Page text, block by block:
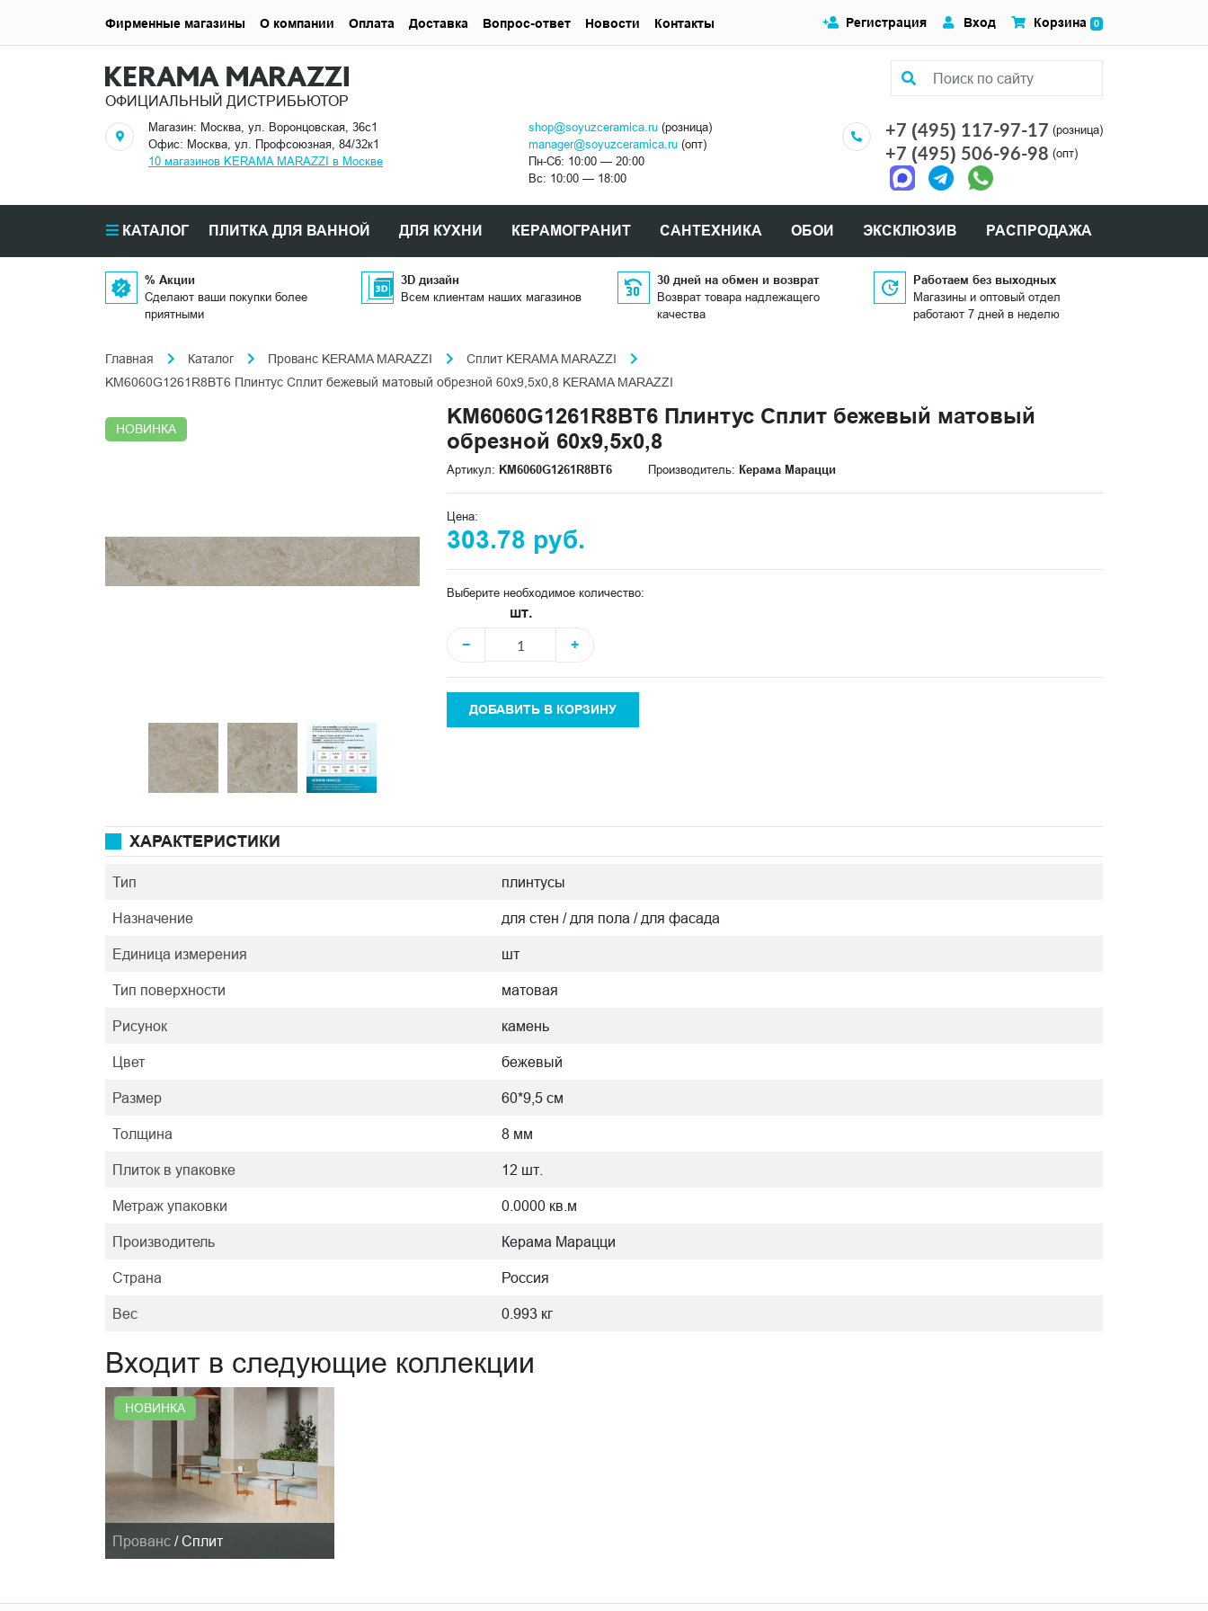
ОФИЦИАЛЬНЫЙ ДИСТРИБЬЮТОР
Магазин: Москва, ул. Воронцовская, 36с1
Офис: Москва, ул. Профсоюзная, 84/32к1
10 магазинов KERAMA MARAZZI в Москве
shop@soyuzceramica.ru(розница)
manager@soyuzceramica.ru(опт)
Пн-Сб: 10:00 — 20:00
Вс: 10:00 — 18:00
+7 (495) 117-97-17 (розница)
+7 (495) 506-96-98 (опт)
Регистрация Вход Корзина 0
Фирменные магазины О компании Оплата Доставка Вопрос-ответ Новости Контакты
КАТАЛОГ ПЛИТКА ДЛЯ ВАННОЙ ДЛЯ КУХНИ КЕРАМОГРАНИТ САНТЕХНИКА ОБОИ ЭКСКЛЮЗИВ РАСПРОДАЖА
% Акции
Сделают ваши покупки более
приятными
3D дизайн
Всем клиентам наших магазинов
30 дней на обмен и возврат
Возврат товара надлежащего
качества
Работаем без выходных
Магазины и оптовый отдел
работают 7 дней в неделю
Главная Каталог Прованс KERAMA MARAZZI
Сплит KERAMA MARAZZI
KM6060G1261R8BT6 Плинтус Сплит бежевый матовый обрезной 60x9,5x0,8 KERAMA MARAZZI
НОВИНКА
KM6060G1261R8BT6 Плинтус Сплит бежевый матовый
обрезной 60x9,5x0,8
Артикул: KM6060G1261R8BT6 Производитель: Керама Марацци
Цена:
303.78 руб.
Выберите необходимое количество:
шт.
−
+
ДОБАВИТЬ В КОРЗИНУ
ХАРАКТЕРИСТИКИ
Тип плинтусы
Назначение для стен / для пола / для фасада
Единица измерения шт
Тип поверхности матовая
Рисунок камень
Цвет бежевый
Размер 60*9,5 см
Толщина 8 мм
Плиток в упаковке 12 шт.
Метраж упаковки 0.0000 кв.м
Производитель Керама Марацци
Страна Россия
Вес 0.993 кг
Входит в следующие коллекции
НОВИНКА
Прованс / Сплит